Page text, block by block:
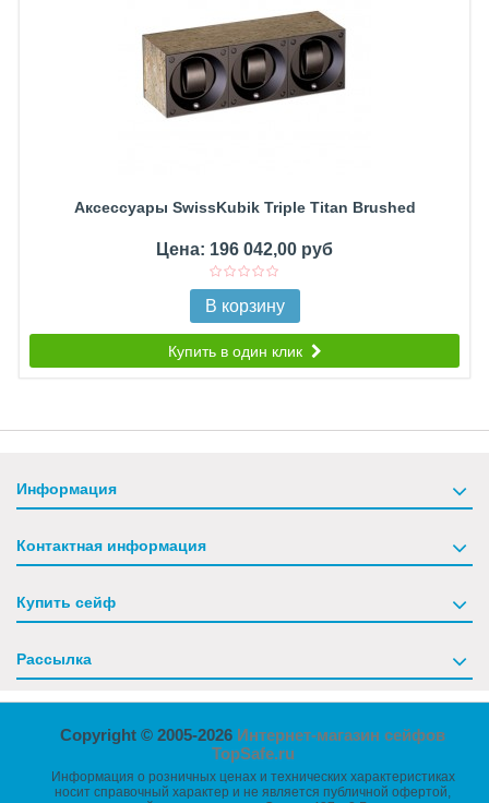
Аксессуары SwissKubik Triple Titan Brushed
Цена: 196 042,00 руб
В корзину
Купить в один клик
Информация
Контактная информация
Купить сейф
Рассылка
Copyright © 2005-2026 Интернет-магазин сейфов
TopSafe.ru
Информация о розничных ценах и технических характеристиках
носит справочный характер и не является публичной офертой,